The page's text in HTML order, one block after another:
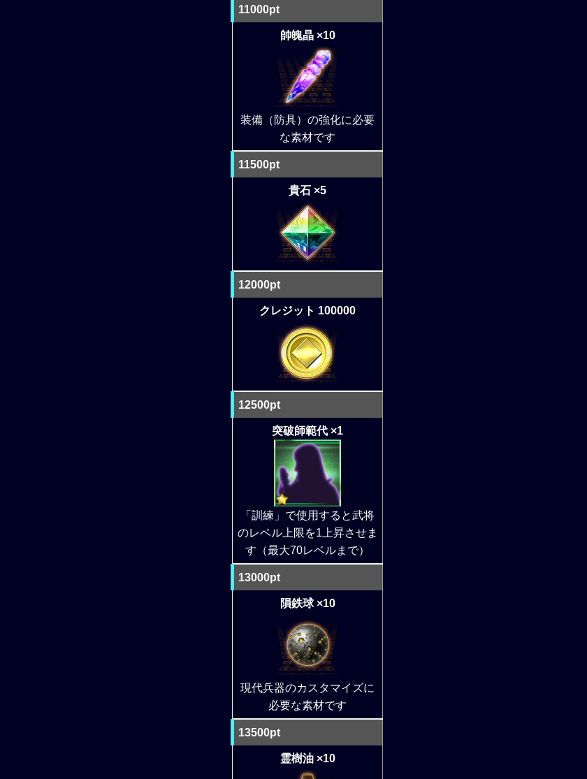
11000pt
帥魄晶 ×10
装備（防具）の強化に必要
な素材です
11500pt
貴石 ×5
12000pt
クレジット 100000
12500pt
突破師範代 ×1
「訓練」で使用すると武将
のレベル上限を1上昇させま
す（最大70レベルまで）
13000pt
隕鉄球 ×10
現代兵器のカスタマイズに
必要な素材です
13500pt
霊樹油 ×10